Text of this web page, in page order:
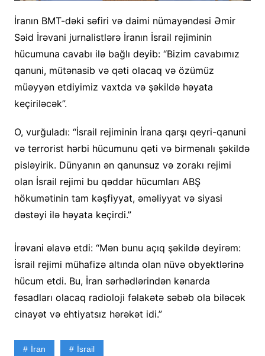
İranın BMT-dəki səfiri və daimi nümayəndəsi Əmir
Səid İrəvani jurnalistlərə İranın İsrail rejiminin
hücumuna cavabı ilə bağlı deyib: “Bizim cavabımız
qanuni, mütənasib və qəti olacaq və özümüz
müəyyən etdiyimiz vaxtda və şəkildə həyata
keçiriləcək”.
O, vurğuladı: “İsrail rejiminin İrana qarşı qeyri-qanuni
və terrorist hərbi hücumunu qəti və birmənalı şəkildə
pisləyirik. Dünyanın ən qanunsuz və zorakı rejimi
olan İsrail rejimi bu qəddar hücumları ABŞ
hökumətinin tam kəşfiyyat, əməliyyat və siyasi
dəstəyi ilə həyata keçirdi.”
İrəvani əlavə etdi: “Mən bunu açıq şəkildə deyirəm:
İsrail rejimi mühafizə altında olan nüvə obyektlərinə
hücum etdi. Bu, İran sərhədlərindən kənarda
fəsadları olacaq radioloji fəlakətə səbəb ola biləcək
cinayət və ehtiyatsız hərəkət idi.”
İran İsrail